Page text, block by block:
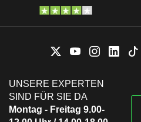
UNSERE EXPERTEN
SIND FÜR SIE DA
Montag - Freitag 9.00-